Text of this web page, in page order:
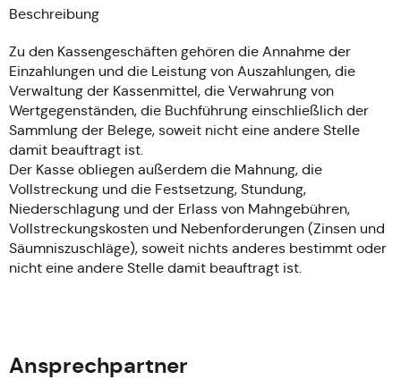
Beschreibung
Zu den Kassengeschäften gehören die Annahme der
Einzahlungen und die Leistung von Auszahlungen, die
Verwaltung der Kassenmittel, die Verwahrung von
Wertgegenständen, die Buchführung einschließlich der
Sammlung der Belege, soweit nicht eine andere Stelle
damit beauftragt ist.
Der Kasse obliegen außerdem die Mahnung, die
Vollstreckung und die Festsetzung, Stundung,
Niederschlagung und der Erlass von Mahngebühren,
Vollstreckungskosten und Nebenforderungen (Zinsen und
Säumniszuschläge), soweit nichts anderes bestimmt oder
nicht eine andere Stelle damit beauftragt ist.
Ansprechpartner